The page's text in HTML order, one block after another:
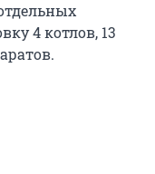
4 котлов, 13